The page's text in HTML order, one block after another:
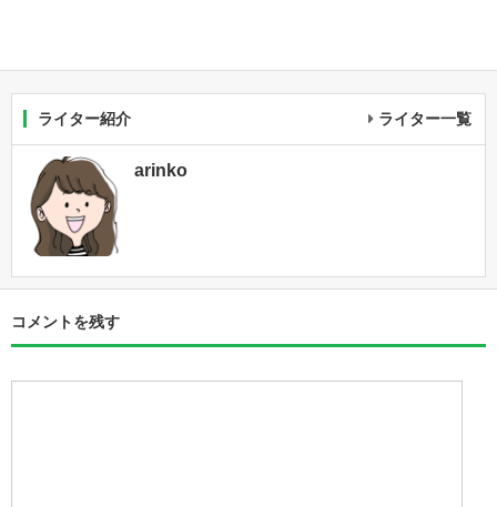
ライター紹介 ライター一覧
arinko
コメントを残す